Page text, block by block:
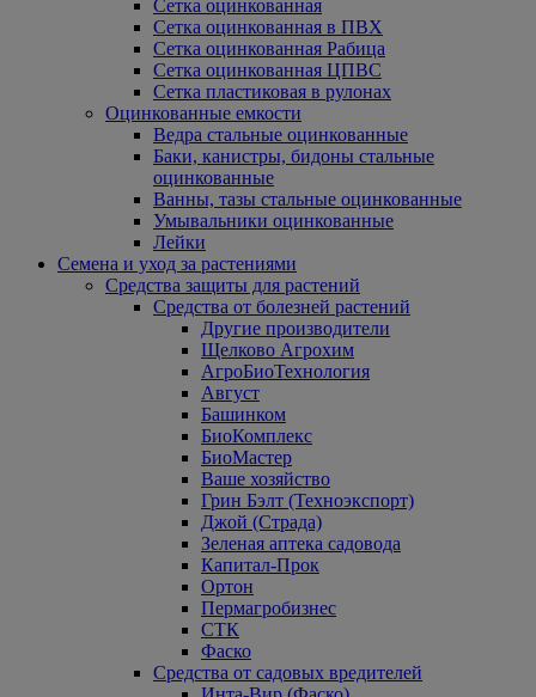
Сетка оцинкованная
Сетка оцинкованная в ПВХ
Сетка оцинкованная Рабица
Сетка оцинкованная ЦПВС
Сетка пластиковая в рулонах
Оцинкованные емкости
Ведра стальные оцинкованные
Баки, канистры, бидоны стальные
оцинкованные
Ванны, тазы стальные оцинкованные
Умывальники оцинкованные
Лейки
Семена и уход за растениями
Средства защиты для растений
Средства от болезней растений
Другие производители
Щелково Агрохим
АгроБиоТехнология
Август
Башинком
БиоКомплекс
БиоМастер
Ваше хозяйство
Грин Бэлт (Техноэкспорт)
Джой (Страда)
Зеленая аптека садовода
Капитал-Прок
Ортон
Пермагробизнес
СТК
Фаско
Средства от садовых вредителей